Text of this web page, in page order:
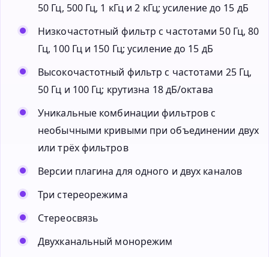
50 Гц, 500 Гц, 1 кГц и 2 кГц; усиление до 15 дБ
Низкочастотный фильтр с частотами 50 Гц, 80
Гц, 100 Гц и 150 Гц; усиление до 15 дБ
Высокочастотный фильтр с частотами 25 Гц,
50 Гц и 100 Гц; крутизна 18 дБ/октава
Уникальные комбинации фильтров с
необычными кривыми при объединении двух
или трёх фильтров
Версии плагина для одного и двух каналов
Три стереорежима
Стереосвязь
Двухканальный монорежим